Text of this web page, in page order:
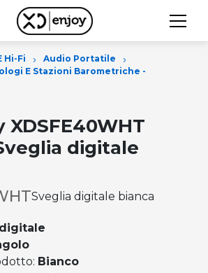
Hi-Fi › Audio Portatile ›
E Stazioni Barometriche -
XDSFE40WHT
digitale
Sveglia digitale bianca
Bianco